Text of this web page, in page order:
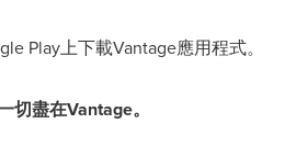
Play上下載Vantage應用程式。
切盡在Vantage。